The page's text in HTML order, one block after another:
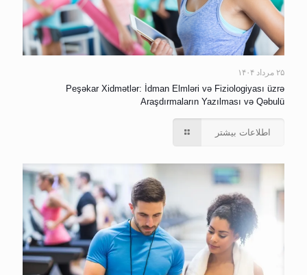
۲۵ مرداد ۱۴۰۴
Peşəkar Xidmətlər: İdman Elmləri və Fiziologiyası üzrə
Araşdırmaların Yazılması və Qəbulü
اطلاعات بیشتر